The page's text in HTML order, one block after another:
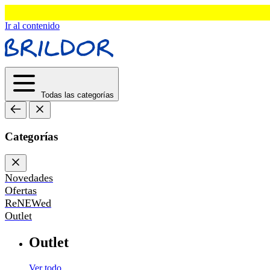
Ir al contenido
Todas las categorías
Categorías
Novedades
Ofertas
ReNEWed
Outlet
Outlet